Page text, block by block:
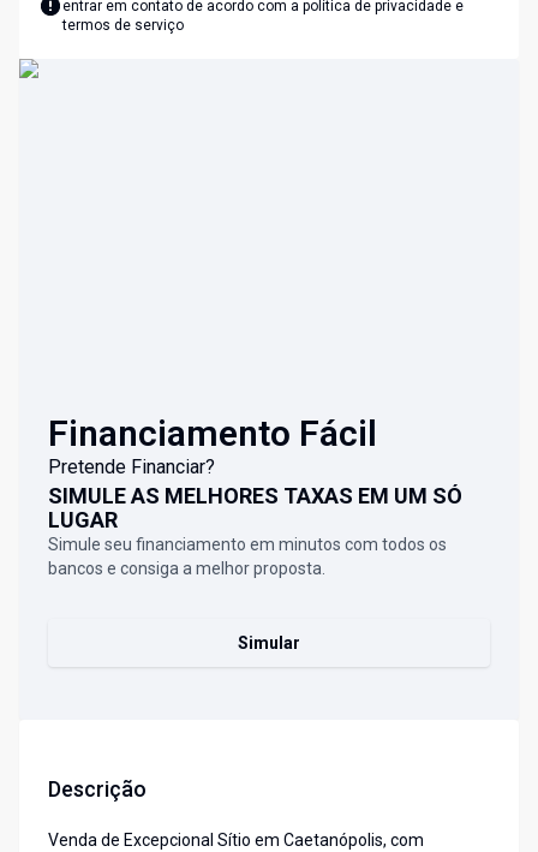
entrar em contato de acordo com a política de privacidade e
termos de serviço
Financiamento Fácil
Pretende Financiar?
SIMULE AS MELHORES TAXAS EM UM SÓ
LUGAR
Simule seu financiamento em minutos com todos os
bancos e consiga a melhor proposta.
Simular
Descrição
Venda de Excepcional Sítio em Caetanópolis, com